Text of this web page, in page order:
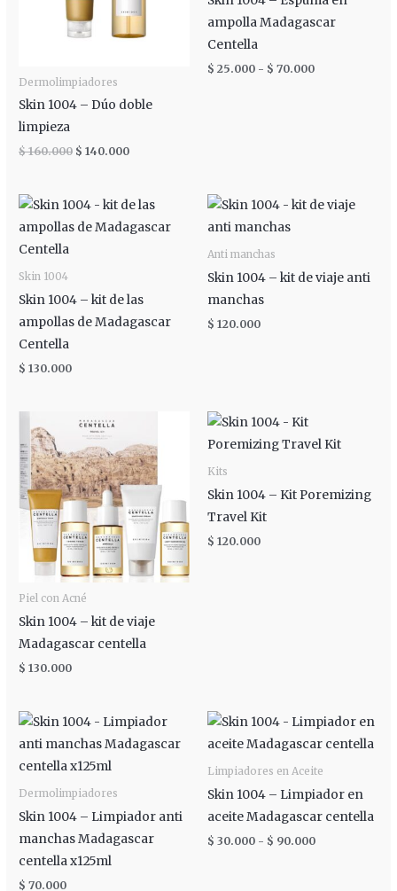
Dermolimpiadores
Skin 1004 – Dúo doble
limpieza
$160.000 $ 140.000
ampolla Madagascar
Centella
$ 25.000 - $ 70.000
Skin 1004
Skin 1004 – kit de las
ampollas de Madagascar
Centella
$ 130.000
Anti manchas
Skin 1004 – kit de viaje anti
manchas
$ 120.000
Piel con Acné
Skin 1004 – kit de viaje
Madagascar centella
$ 130.000
Kits
Skin 1004 – Kit Poremizing
Travel Kit
$ 120.000
Dermolimpiadores
Skin 1004 – Limpiador anti
manchas Madagascar
centella x125ml
$ 70.000
Limpiadores en Aceite
Skin 1004 – Limpiador en
aceite Madagascar centella
$ 30.000 - $ 90.000
Rango
de
precios:
$ 30.000
hasta
$ 90.000